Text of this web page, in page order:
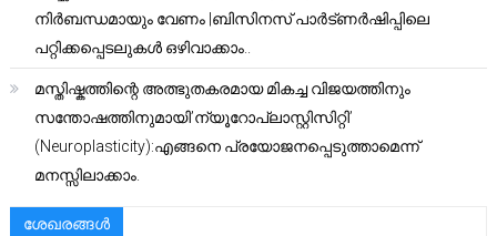
നിർബന്ധമായും വേണം |ബിസിനസ് പാർട്ണർഷിപ്പിലെ
പറ്റിക്കപ്പെടലുകൾ ഒഴിവാക്കാം..
മസ്തിഷ്കത്തിന്റെ അത്ഭുതകരമായ മികച്ച വിജയത്തിനും
സന്തോഷത്തിനുമായി’ന്യൂറോപ്ലാസ്റ്റിസിറ്റി’
(Neuroplasticity):എങ്ങനെ പ്രയോജനപ്പെടുത്താമെന്ന്
മനസ്സിലാക്കാം.
ശേഖരങ്ങൾ